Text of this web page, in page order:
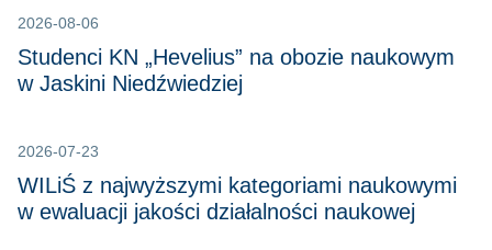
2026-08-06
Studenci KN „Hevelius” na obozie naukowym
w Jaskini Niedźwiedziej
2026-07-23
WILiŚ z najwyższymi kategoriami naukowymi
w ewaluacji jakości działalności naukowej